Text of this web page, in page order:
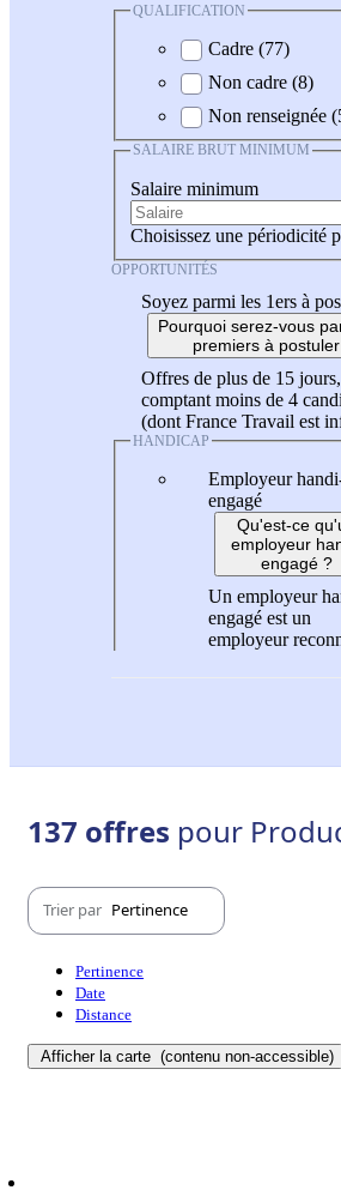
QUALIFICATION
Cadre (77)
Non cadre (8)
Non renseignée
SALAIRE BRUT MINIMUM
Salaire minimum
Choisissez une périodicité
OPPORTUNITÉS
Soyez parmi les 1ers à
Pourquoi serez-vous
premiers à
Offres de plus de 15 jours,
comptant moins de 4
(dont France Travail est
HANDICAP
Employeur
engagé
Qu'est-ce
employeur
engagé ?
Un employeur
engagé est un
employeur
137 offres pour
Trier par Pertinence
Pertinence
Date
Distance
Afficher la carte (contenu non-accessible)